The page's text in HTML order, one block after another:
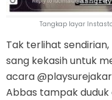
Tangkap layar
Tak terlihat
sang kekasih untuk
acara
Abbas tampak duduk